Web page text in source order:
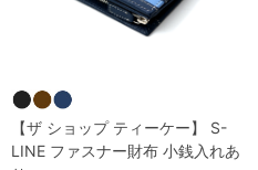
【ザ ショップ ティーケー】 S-
LINE ファスナー財布 小銭入れあ